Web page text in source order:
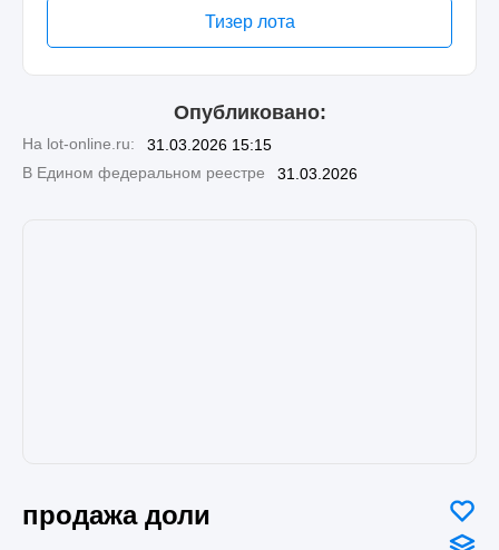
Тизер лота
Опубликовано:
На lot-online.ru:
31.03.2026 15:15
В Едином федеральном реестре
31.03.2026
продажа доли